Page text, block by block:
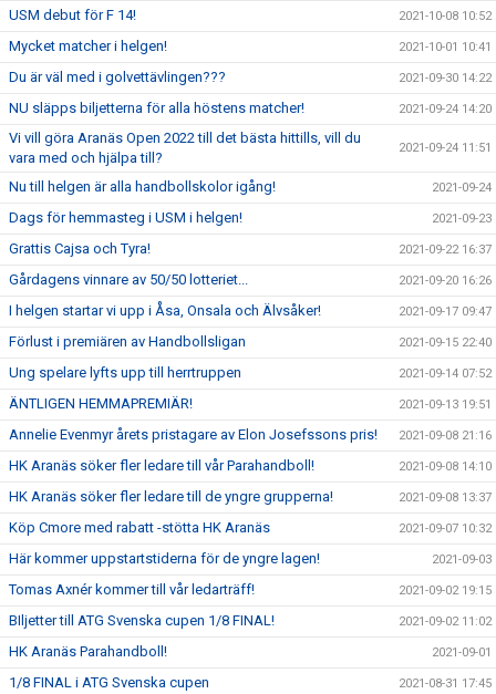
USM debut för F 14! 2021-10-08 10:52
Mycket matcher i helgen! 2021-10-01 10:41
Du är väl med i golvettävlingen??? 2021-09-30 14:22
NU släpps biljetterna för alla höstens matcher! 2021-09-24 14:20
Vi vill göra Aranäs Open 2022 till det bästa hittills, vill du
vara med och hjälpa till?
2021-09-24 11:51
Nu till helgen är alla handbollskolor igång! 2021-09-24
Dags för hemmasteg i USM i helgen! 2021-09-23
Grattis Cajsa och Tyra! 2021-09-22 16:37
Gårdagens vinnare av 50/50 lotteriet... 2021-09-20 16:26
I helgen startar vi upp i Åsa, Onsala och Älvsåker! 2021-09-17 09:47
Förlust i premiären av Handbollsligan 2021-09-15 22:40
Ung spelare lyfts upp till herrtruppen 2021-09-14 07:52
ÄNTLIGEN HEMMAPREMIÄR! 2021-09-13 19:51
Annelie Evenmyr årets pristagare av Elon Josefssons pris! 2021-09-08 21:16
HK Aranäs söker fler ledare till vår Parahandboll! 2021-09-08 14:10
HK Aranäs söker fler ledare till de yngre grupperna! 2021-09-08 13:37
Köp Cmore med rabatt -stötta HK Aranäs 2021-09-07 10:32
Här kommer uppstartstiderna för de yngre lagen! 2021-09-03
Tomas Axnér kommer till vår ledarträff! 2021-09-02 19:15
BIljetter till ATG Svenska cupen 1/8 FINAL! 2021-09-02 11:02
HK Aranäs Parahandboll! 2021-09-01
1/8 FINAL i ATG Svenska cupen 2021-08-31 17:45